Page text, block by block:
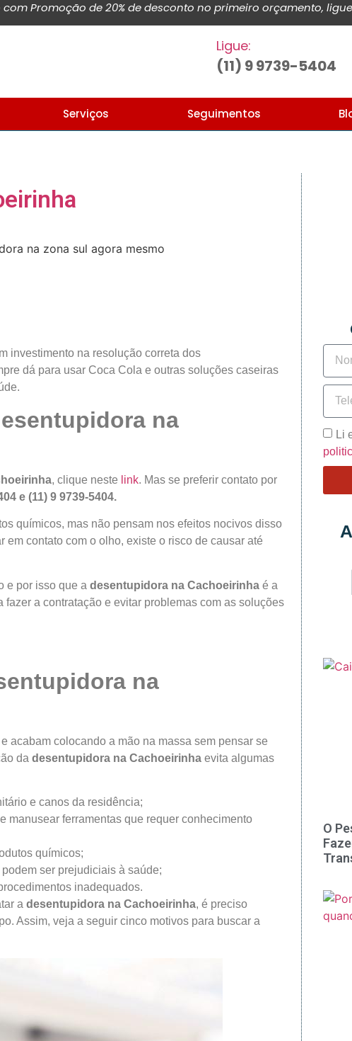
Promoção de 20% de desconto no primeiro orçamento,
Ligue:
(11) 9 9739-5404
Serviços Seguimentos
investimento na resolução correta dos
dá para usar Coca Cola e outras soluções caseiras
na
, clique neste link. Mas se preferir contato por
e (11) 9 9739-5404.
químicos, mas não pensam nos efeitos nocivos disso
contato com o olho, existe o risco de causar até
e por isso que a desentupidora na Cachoeirinha é a
a contratação e evitar problemas com as soluções
na
acabam colocando a mão na massa sem pensar se
da desentupidora na Cachoeirinha evita algumas
e canos da residência;
manusear ferramentas que requer conhecimento
químicos;
ser prejudiciais à saúde;
inadequados.
a desentupidora na Cachoeirinha, é preciso
Assim, veja a seguir cinco motivos para buscar a
Li
O